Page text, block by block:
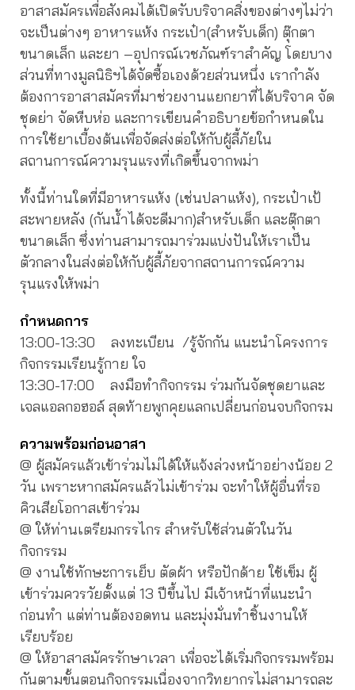
อาสาสมัครเพื่อสังคมได้เปิดรับบริจาคสิ่งของต่างๆไม่ว่า
จะเป็นต่างๆ อาหารแห้ง กระเป๋า(สำหรับเด็ก) ตุ๊กตา
ขนาดเล็ก และยา –อุปกรณ์เวชภัณฑ์ราสำคัญ โดยบาง
ส่วนที่ทางมูลนิธิฯได้จัดซื้อเองด้วยส่วนหนึ่ง เรากำลัง
ต้องการอาสาสมัครที่มาช่วยงานแยกยาที่ได้บริจาค จัด
ชุดย่า จัดหีบห่อ และการเขียนคำอธิบายข้อกำหนดใน
การใช้ยาเบื้องต้นเพื่อจัดส่งต่อให้กับผู้ลี้ภัยใน
สถานการณ์ความรุนแรงที่เกิดขึ้นจากพม่า
ทั้งนี้ท่านใดที่มีอาหารแห้ง (เช่นปลาแห้ง), กระเป๋าเป้
สะพายหลัง (กันน้ำได้จะดีมาก)สำหรับเด็ก และตุ๊กตา
ขนาดเล็ก ซึ่งท่านสามารถมาร่วมแบ่งปันให้เราเป็น
ตัวกลางในส่งต่อให้กับผู้ลี้ภัยจากสถานการณ์ความ
รุนแรงให้พม่า
กำหนดการ
13:00-13:30 ลงทะเบียน /รู้จักกัน แนะนำโครงการ
กิจกรรมเรียนรู้กาย ใจ
13:30-17:00 ลงมือทำกิจกรรม ร่วมกันจัดชุดยาและ
เจลแอลกอฮอล์ สุดท้ายพูกคุยแลกเปลี่ยนก่อนจบกิจกรม
ความพร้อมก่อนอาสา
@ ผู้สมัครแล้วเข้าร่วมไม่ได้ให้แจ้งล่วงหน้าอย่างน้อย 2
วัน เพราะหากสมัครแล้วไม่เข้าร่วม จะทำให้ผู้อื่นที่รอ
คิวเสียโอกาสเข้าร่วม
@ ให้ท่านเตรียมกรรไกร สำหรับใช้ส่วนตัวในวัน
กิจกรรม
@ งานใช้ทักษะการเย็บ ตัดผ้า หรือปักด้าย ใช้เข็ม ผู้
เข้าร่วมควรวัยตั้งแต่ 13 ปีขึ้นไป มีเจ้าหน้าที่แนะนำ
ก่อนทำ แต่ท่านต้องอดทน และมุ่งมั่นทำชิ้นงานให้
เรียบร้อย
@ ให้อาสาสมัครรักษาเวลา เพื่อจะได้เริ่มกิจกรรมพร้อม
กันตามขั้นตอนกิจกรรมเนื่องจากวิทยากรไม่สามารถละ